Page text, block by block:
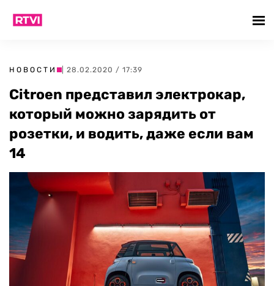
НОВОСТИ | 28.02.2020 / 17:39
Citroen представил электрокар,
который можно зарядить от
розетки, и водить, даже если вам
14